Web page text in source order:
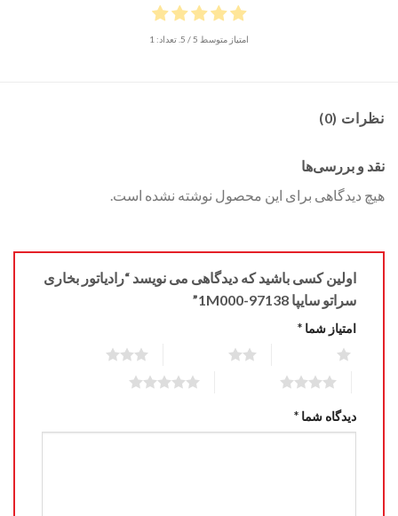
امتیاز متوسط 5 / 5. تعداد: 1
نظرات (0)
نقد و بررسی‌ها
هیچ دیدگاهی برای این محصول نوشته نشده است.
اولین کسی باشید که دیدگاهی می نویسد “رادیاتور بخاری
سراتو سایپا 97138-1M000”
امتیاز شما *
دیدگاه شما *